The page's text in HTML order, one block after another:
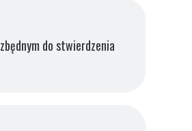
do stwierdzenia